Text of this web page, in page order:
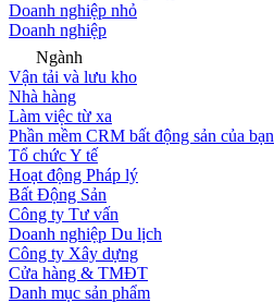
Doanh nghiệp nhỏ
Doanh nghiệp
Ngành
Vận tải và lưu kho
Nhà hàng
Làm việc từ xa
Phần mềm CRM bất động sản của bạn
Tổ chức Y tế
Hoạt động Pháp lý
Bất Động Sản
Công ty Tư vấn
Doanh nghiệp Du lịch
Công ty Xây dựng
Cửa hàng & TMĐT
Danh mục sản phẩm